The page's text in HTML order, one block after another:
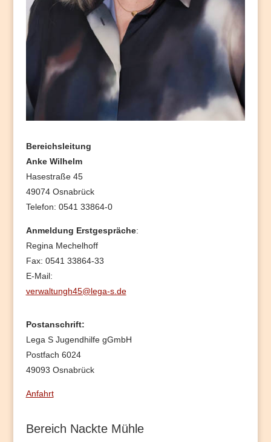
Bereichsleitung
Anke Wilhelm
Hasestraße 45
49074 Osnabrück
Telefon: 0541 33864-0
Anmeldung Erstgespräche:
Regina Mechelhoff
Fax: 0541 33864-33
E-Mail:
verwaltungh45@lega-s.de
Postanschrift:
Lega S Jugendhilfe gGmbH
Postfach 6024
49093 Osnabrück
Anfahrt
Bereich Nackte Mühle